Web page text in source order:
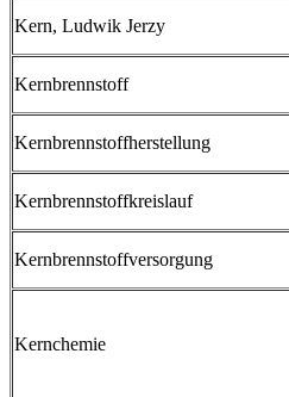
Kern, Ludwik Jerzy
Kernbrennstoff
Kernbrennstoffherstellung
Kernbrennstoffkreislauf
Kernbrennstoffversorgung
Kernchemie